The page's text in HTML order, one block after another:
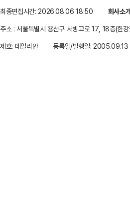
최종편집시간: 2026.08.06 18:50 회사소
주소 : 서울특별시 용산구 서빙고로 17, 18층(한
제호: 데일리안
등록일/발행일: 2005.09.13